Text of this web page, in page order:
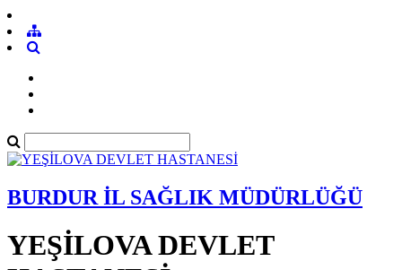
BURDUR İL SAĞLIK MÜDÜRLÜĞÜ
YEŞİLOVA DEVLET